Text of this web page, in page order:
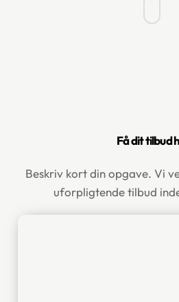
Få dit tilbud
Beskriv kort din opgave. Vi
uforpligtende tilbud